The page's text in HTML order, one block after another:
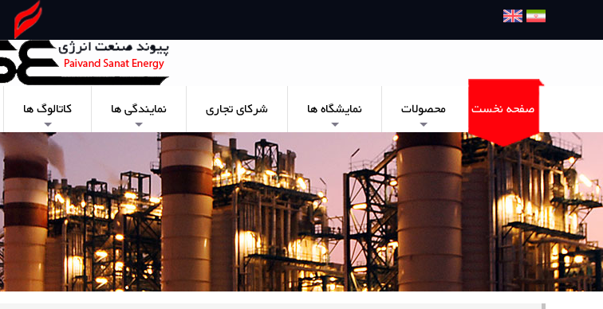
صفحه نخست محصولات نمایشگاه ها شرکای تجاری نمایندگی ها
+
کاتالوگ ها